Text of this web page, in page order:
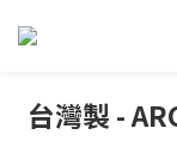
台灣製 -